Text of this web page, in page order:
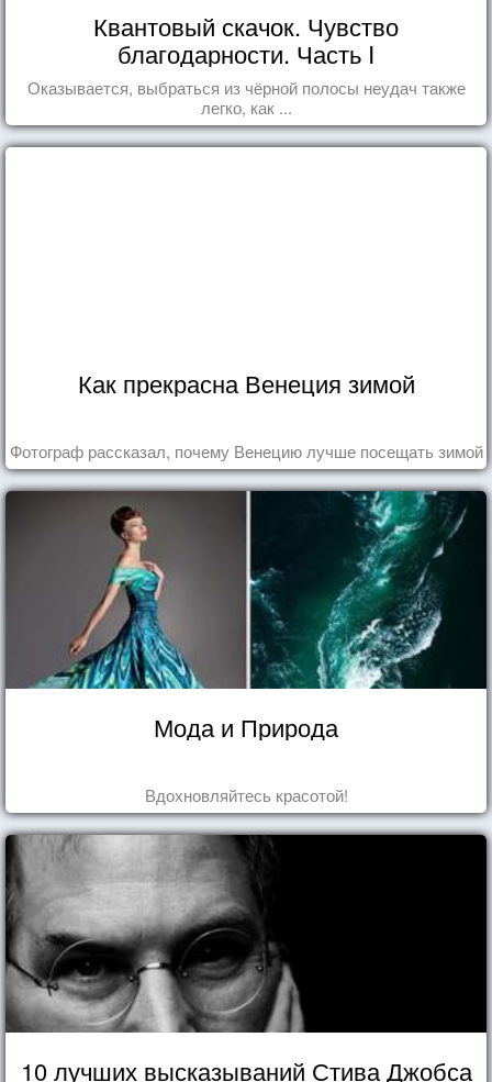
Квантовый скачок. Чувство
благодарности. Часть I
Оказывается, выбраться из чёрной полосы неудач также
легко, как ...
Как прекрасна Венеция зимой
Фотограф рассказал, почему Венецию лучше посещать зимой
Мода и Природа
Вдохновляйтесь красотой!
10 лучших высказываний Стива Джобса